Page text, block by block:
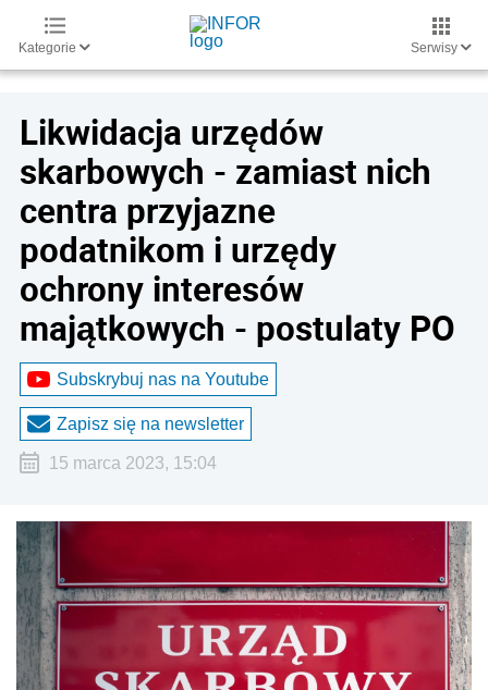
Kategorie Serwisy
Likwidacja urzędów
skarbowych - zamiast nich
centra przyjazne
podatnikom i urzędy
ochrony interesów
majątkowych - postulaty PO
Subskrybuj nas na Youtube
Zapisz się na newsletter
15 marca 2023, 15:04